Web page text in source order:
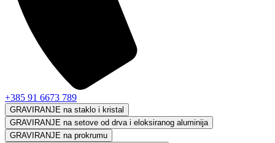
+385 91 6673 789
GRAVIRANJE na staklo i kristal
GRAVIRANJE na setove od drva i eloksiranog aluminija
GRAVIRANJE na prokrumu